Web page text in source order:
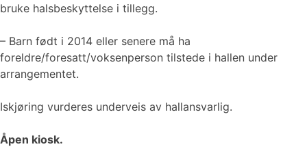
bruke halsbeskyttelse i tillegg.
– Barn født i 2014 eller senere må ha
foreldre/foresatt/voksenperson tilstede i hallen under
arrangementet.
Iskjøring vurderes underveis av hallansvarlig.
Åpen kiosk.